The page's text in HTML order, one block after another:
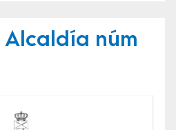
Alcaldía núm